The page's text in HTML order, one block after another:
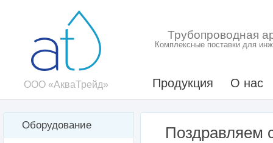
ООО «АкваТрейд»
Трубопроводная
Комплексные поставки для
Продукция О нас
Оборудование Поздравляем